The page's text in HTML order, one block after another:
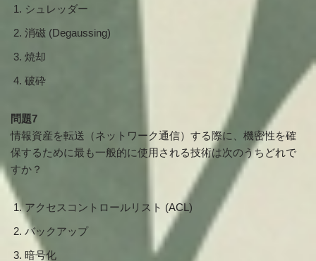
シュレッダー
消磁 (Degaussing)
焼却
破砕
問題7
情報資産を転送（ネットワーク通信）する際に、機密性を確
保するために最も一般的に使用される技術は次のうちどれで
すか？
アクセスコントロールリスト (ACL)
バックアップ
暗号化